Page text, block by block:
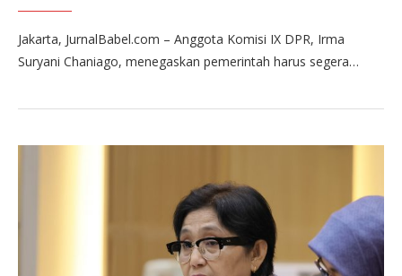
Jakarta, JurnalBabel.com – Anggota Komisi IX DPR, Irma
Suryani Chaniago, menegaskan pemerintah harus segera…